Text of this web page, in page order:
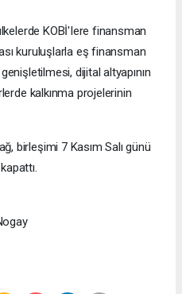
KOBİ'Iere finansman
kuruluşlarla eş finansman
dijital altyapının
kalkınma projelerinin
birleşimi 7 Kasım Salı günü